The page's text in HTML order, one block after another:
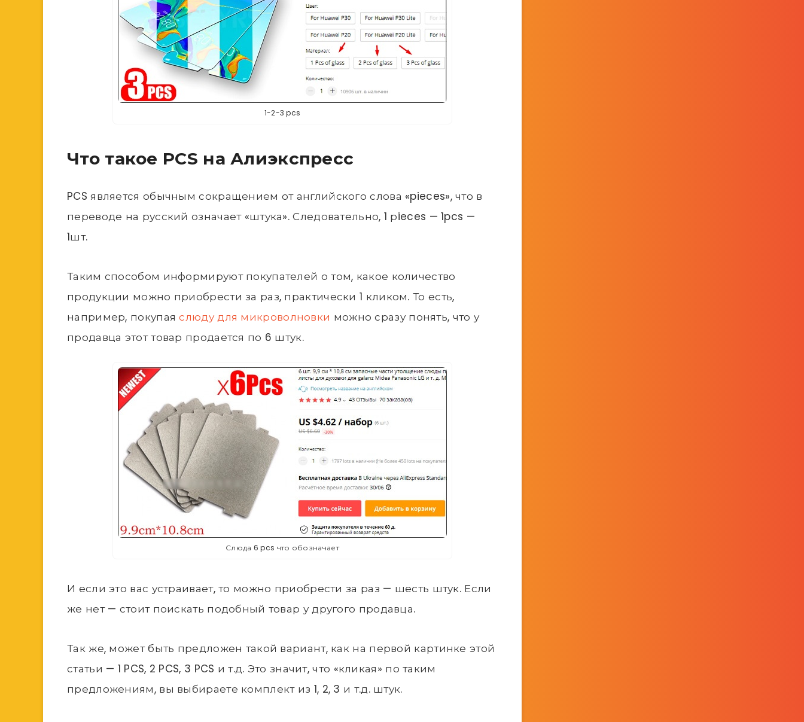
1-2-3 pcs
Что такое PCS на Алиэкспресс
PCS является обычным сокращением от английского слова «pieces», что в
переводе на русский означает «штука». Следовательно, 1 рieces — 1pcs —
1шт.
Таким способом информируют покупателей о том, какое количество
продукции можно приобрести за раз, практически 1 кликом. То есть,
например, покупаяслюду для микроволновки можно сразу понять, что у
продавца этот товар продается по 6 штук.
Слюда 6 pcs что обозначает
И если это вас устраивает, то можно приобрести за раз — шесть штук. Если
же нет — стоит поискать подобный товар у другого продавца.
Так же, может быть предложен такой вариант, как на первой картинке этой
статьи — 1 PCS, 2 PCS, 3 PCS и т.д. Это значит, что «кликая» по таким
предложениям, вы выбираете комплект из 1, 2, 3 и т.д. штук.